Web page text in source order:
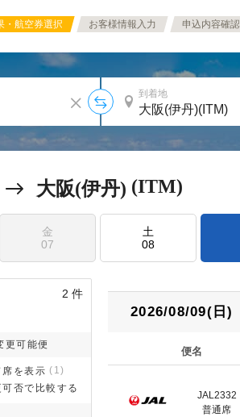
・航空券選択 お客様情報入力 申込内容確認
到着地
大阪(伊丹) (ITM)
金
07
土
08
2 件
日時変更可能便
を表示 (1)
否で比較する
2026/08/09(日)
便名
JAL2332
普通席